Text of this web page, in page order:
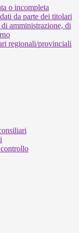
o incompleta
da parte dei titolari
amministrazione, di
regionali/provinciali